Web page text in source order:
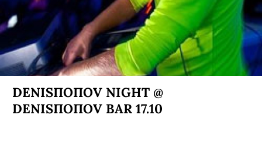
DENISПОПОV NIGHT @
DENISПОПОV BAR 17.10